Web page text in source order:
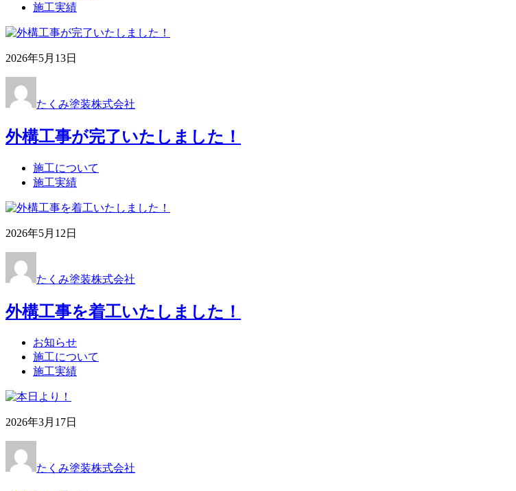
施工実績
2026年5月13日
たくみ塗装株式会社
外構工事が完了いたしました！
施工について
施工実績
2026年5月12日
たくみ塗装株式会社
外構工事を着工いたしました！
お知らせ
施工について
施工実績
2026年3月17日
たくみ塗装株式会社